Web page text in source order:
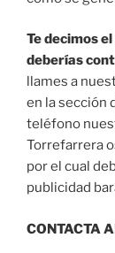
Te decimos
deberías
llames a
en la sección
teléfono
Torrefarrera
por el cual
publicidad
CONTACTA